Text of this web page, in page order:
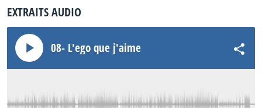
EXTRAITS AUDIO
08- L'ego que j'aime